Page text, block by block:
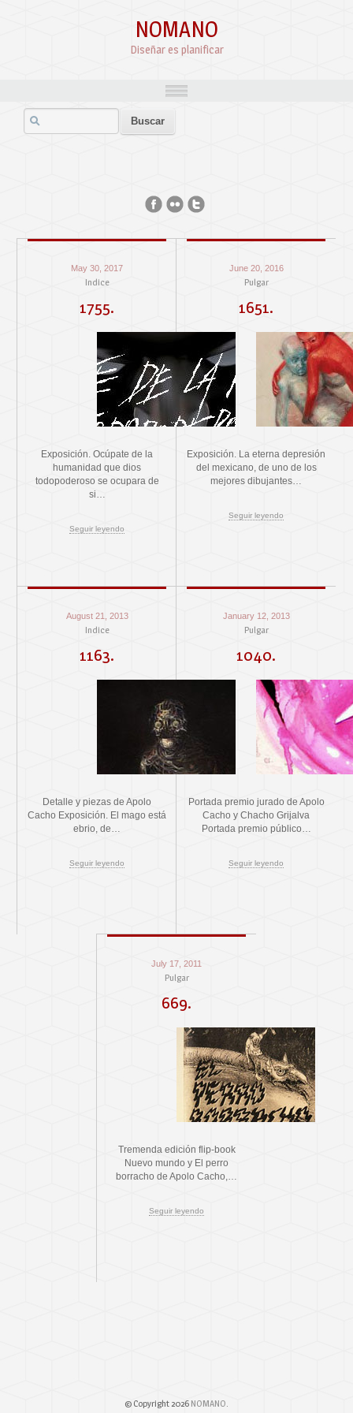
NOMANO
Diseñar es planificar
May 30, 2017
Indice
1755.
Exposición. Ocúpate de la
humanidad que dios
todopoderoso se ocupara de
si…
Seguir leyendo
June 20, 2016
Pulgar
1651.
Exposición. La eterna depresión
del mexicano, de uno de los
mejores dibujantes…
Seguir leyendo
August 21, 2013
Indice
1163.
Detalle y piezas de Apolo
Cacho Exposición. El mago está
ebrio, de…
Seguir leyendo
January 12, 2013
Pulgar
1040.
Portada premio jurado de Apolo
Cacho y Chacho Grijalva
Portada premio público…
Seguir leyendo
July 17, 2011
Pulgar
669.
Tremenda edición flip-book
Nuevo mundo y El perro
borracho de Apolo Cacho,…
Seguir leyendo
© Copyright 2026 NOMANO.